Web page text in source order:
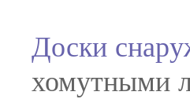
Доски
хомутными